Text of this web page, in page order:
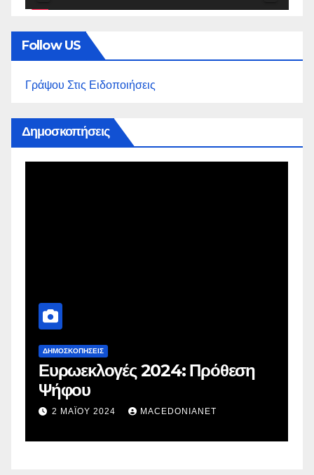
Follow US
Γράψου Στις Ειδοποιήσεις
Δημοσκοπήσεις
ΔΗΜΟΣΚΟΠΉΣΕΙΣ
Ευρωεκλογές 2024: Πρόθεση
Ψήφου
2 ΜΑΪ́ΟΥ 2024 MACEDONIANET